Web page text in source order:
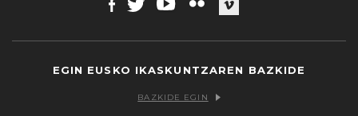
EGIN EUSKO IKASKUNTZAREN BAZKIDE
BAZKIDE EGIN